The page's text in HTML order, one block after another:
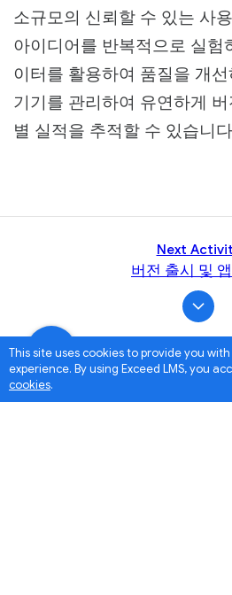
This site uses cookies to provide you
experience. By using Exceed LMS, you
cookies.
소규모의 신뢰할 수 있는 사
아이디어를 반복적으로 실험
이터를 활용하여 품질을 개
기기를 관리하여 유연하게
별 실적을 추적할 수 있습니
Next
버전 출시 및